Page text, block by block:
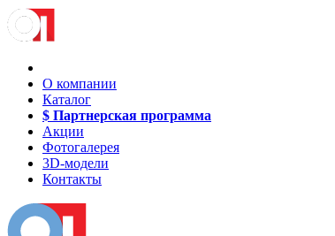
О компании
Каталог
$ Партнерская программа
Акции
Фотогалерея
3D-модели
Контакты